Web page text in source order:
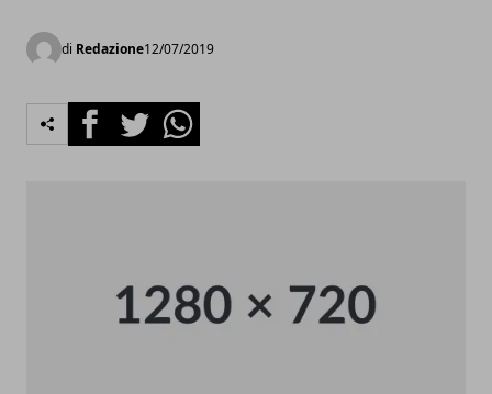
di Redazione12/07/2019
FacebookTwitterWhatsapp